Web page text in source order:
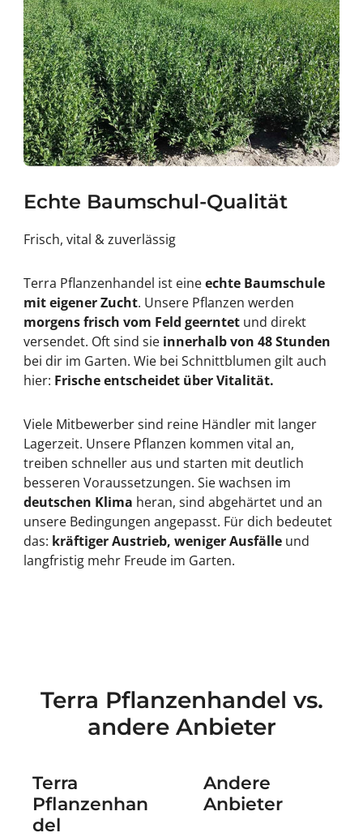
Echte Baumschul-Qualität
Frisch, vital & zuverlässig
Terra Pflanzenhandel ist eineechte Baumschule
mit eigener Zucht. Unsere Pflanzen werden
morgens frisch vom Feld geerntetund direkt
versendet. Oft sind sie innerhalb von 48 Stunden
bei dir im Garten. Wie bei Schnittblumen gilt auch
hier: Frische entscheidet über Vitalität.
Viele Mitbewerber sind reine Händler mit langer
Lagerzeit. Unsere Pflanzen kommen vital an,
treiben schneller aus und starten mit deutlich
besseren Voraussetzungen. Sie wachsen im
deutschen Klima heran, sind abgehärtet und an
unsere Bedingungen angepasst. Für dich bedeutet
das: kräftiger Austrieb, weniger Ausfälle und
langfristig mehr Freude im Garten.
Terra Pflanzenhandel vs.
andere Anbieter
Terra
Pflanzenhan
del
Andere
Anbieter